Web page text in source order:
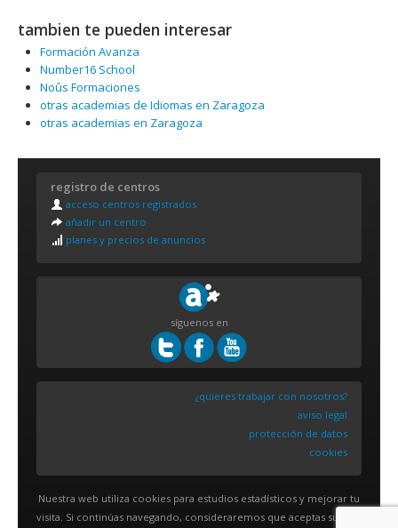
tambien te pueden interesar
Formación Avanza
Number16 School
Noûs Formaciones
otras academias de Idiomas en Zaragoza
otras academias en Zaragoza
registro de centros
acceso centros registrados
añadir un centro
planes y precios de anuncios
síguenos en
¿quieres trabajar con nosotros?
aviso legal
protección de datos
cookies
Nuestra web utiliza cookies para estudios estadísticos y mejorar tu
visita. Si continúas navegando, consideraremos que aceptas su uso.